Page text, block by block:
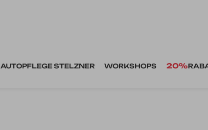
AUTOPFLEGE STELZNER WORKSHOPS 20%